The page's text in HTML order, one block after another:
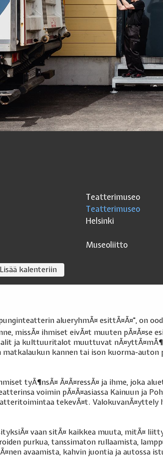
Teatterimuseo
Teatterimuseo
Helsinki
Museoliitto
Lisää kalenteriin
alueryhmÃ¤ esittÃ¤Ã¤", on
missÃ¤ ihmiset eivÃ¤t muuten pÃ¤Ã¤se
ja kulttuuritalot muuttuvat
matkalaukun kannen tai ison kuorma-
tyÃ¶nsÃ¤ Ã¤Ã¤ressÃ¤ ja ihme, joka
voimin pÃ¤Ã¤asiassa Kainuun ja
tekevÃ¤t. ValokuvanÃ¤yttely
vaan sitÃ¤ kaikkea muuta, mitÃ¤
purkua, tanssimaton rullaamista,
avaamista, kahvin juontia ja autossa